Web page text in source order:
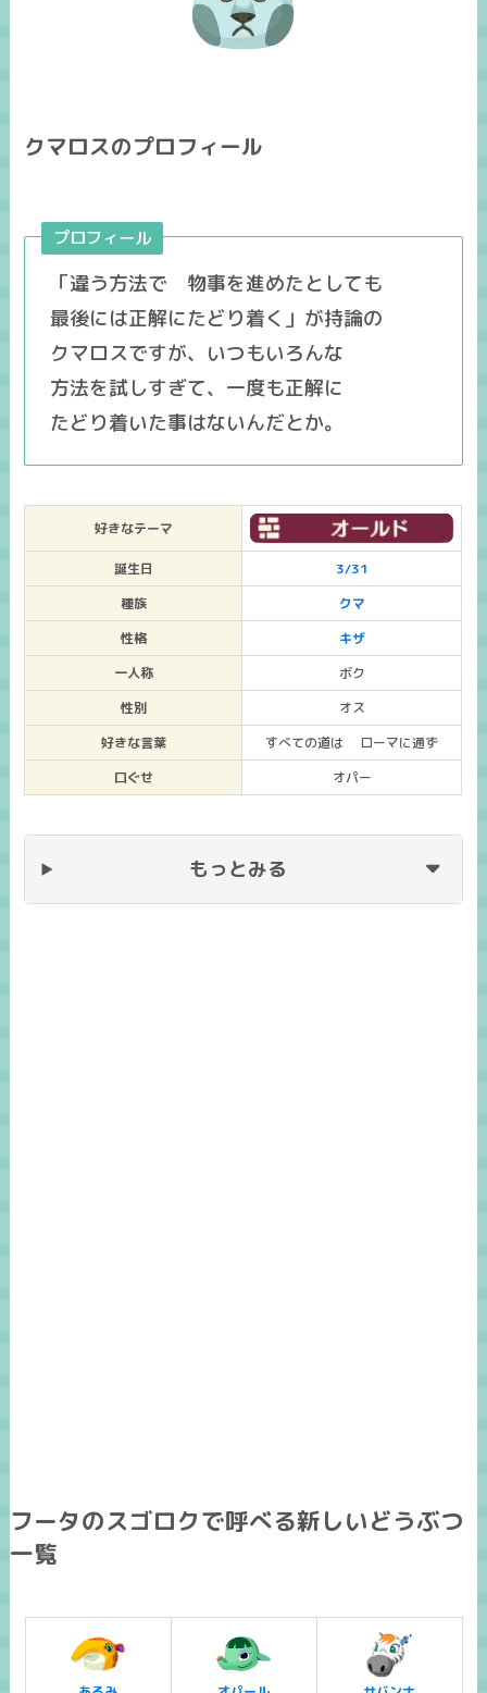
クマロスのプロフィール
プロフィール
「違う方法で 物事を進めたとしても
最後には正解にたどり着く」が持論の
クマロスですが、いつもいろんな
方法を試しすぎて、一度も正解に
たどり着いた事はないんだとか。
好きなテーマ
誕生日
3/31
種族
クマ
性格
キザ
一人称
ボク
性別
オス
好きな言葉
すべての道は ローマに通ず
口ぐせ
オパー
もっとみる
フータのスゴロクで呼べる新しいどうぶつ
一覧